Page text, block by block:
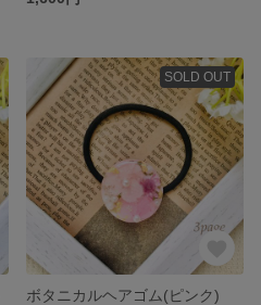
SOLD OUT
ボタニカルヘアゴム(ピンク)